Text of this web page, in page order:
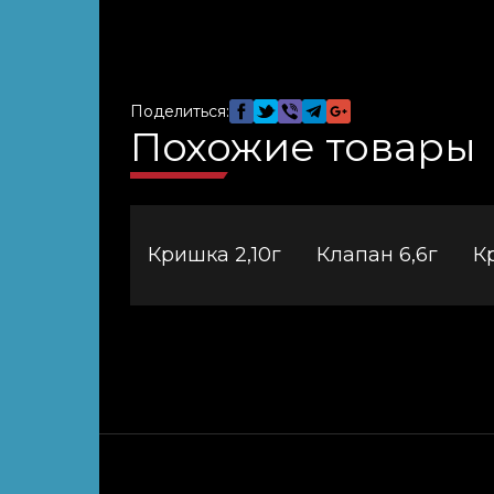
Поделиться:
Похожие товары
Кришка 2,10г Клапан 6,6г